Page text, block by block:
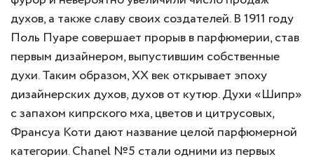
духов, а также славу своих создателей. В 1911 году
Поль Пуаре совершает прорыв в парфюмерии, став
первым дизайнером, выпустившим собственные
духи. Таким образом, XX век открывает эпоху
дизайнерских духов, духов от кутюр. Духи «Шипр»
с запахом кипрского мха, цветов и цитрусовых,
Франсуа Коти дают название целой парфюмерной
категории. Chanel №5 стали одними из первых